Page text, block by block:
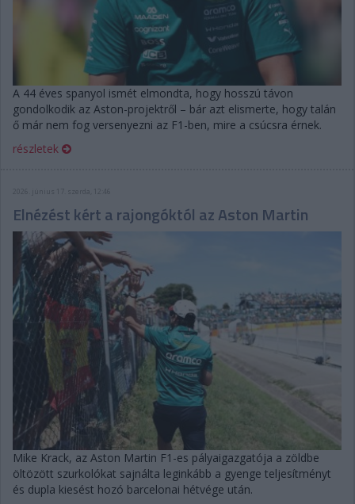
A 44 éves spanyol ismét elmondta, hogy hosszú távon
gondolkodik az Aston-projektről – bár azt elismerte, hogy talán
ő már nem fog versenyezni az F1-ben, mire a csúcsra érnek.
részletek
2026. június 17. szerda, 12:46
Elnézést kért a rajongóktól az Aston Martin
Mike Krack, az Aston Martin F1-es pályaigazgatója a zöldbe
öltözött szurkolókat sajnálta leginkább a gyenge teljesítményt
és dupla kiesést hozó barcelonai hétvége után.